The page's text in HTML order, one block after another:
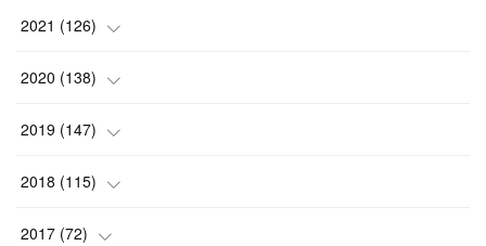
( 6 )
(12)
( 12)
(15)
(23)
( 17)
(15)
(21)
( 15)
( 14)
(6)
(20)
( 22)
( 11)
(15
2021 (126)
(13)
(13)
( 9)
(19
2020 (138)
(9)
( 14)
(19
2019 (147)
( 14)
(17
2018 (115)
(8)
2017 (72)